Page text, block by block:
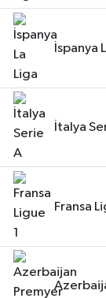
İspanya
İtalya
Fransa